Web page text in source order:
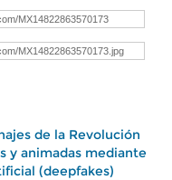
de la Revolución
y animadas mediante
(deepfakes)